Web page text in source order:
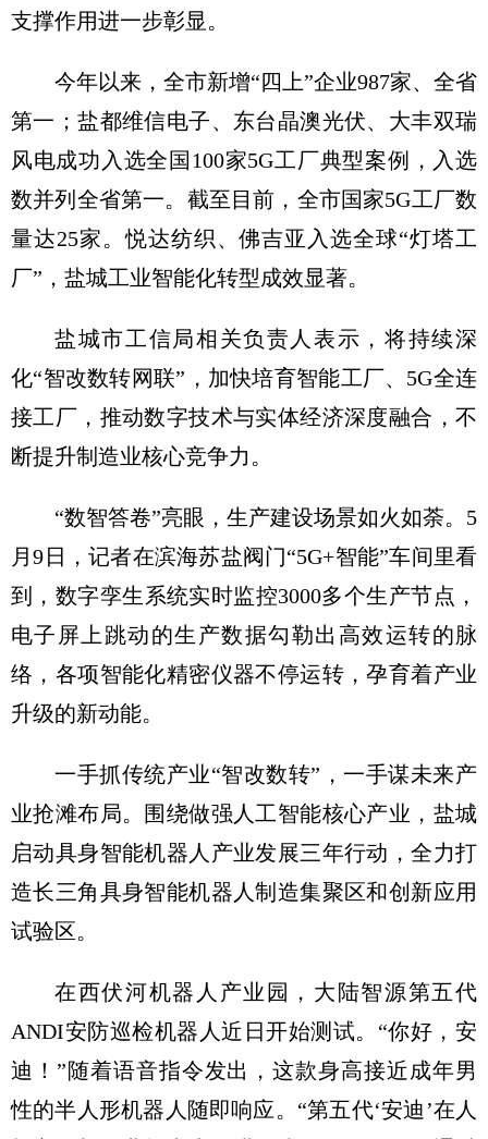
支撑作用进一步彰显。
今年以来，全市新增“四上”企业987家、全省
第一；盐都维信电子、东台晶澳光伏、大丰双瑞
风电成功入选全国100家5G工厂典型案例，入选
数并列全省第一。截至目前，全市国家5G工厂数
量达25家。悦达纺织、佛吉亚入选全球“灯塔工
厂”，盐城工业智能化转型成效显著。
盐城市工信局相关负责人表示，将持续深
化“智改数转网联”，加快培育智能工厂、5G全连
接工厂，推动数字技术与实体经济深度融合，不
断提升制造业核心竞争力。
“数智答卷”亮眼，生产建设场景如火如荼。5
月9日，记者在滨海苏盐阀门“5G+智能”车间里看
到，数字孪生系统实时监控3000多个生产节点，
电子屏上跳动的生产数据勾勒出高效运转的脉
络，各项智能化精密仪器不停运转，孕育着产业
升级的新动能。
一手抓传统产业“智改数转”，一手谋未来产
业抢滩布局。围绕做强人工智能核心产业，盐城
启动具身智能机器人产业发展三年行动，全力打
造长三角具身智能机器人制造集聚区和创新应用
试验区。
在西伏河机器人产业园，大陆智源第五代
ANDI安防巡检机器人近日开始测试。“你好，安
迪！”随着语音指令发出，这款身高接近成年男
性的半人形机器人随即响应。“第五代‘安迪’在人